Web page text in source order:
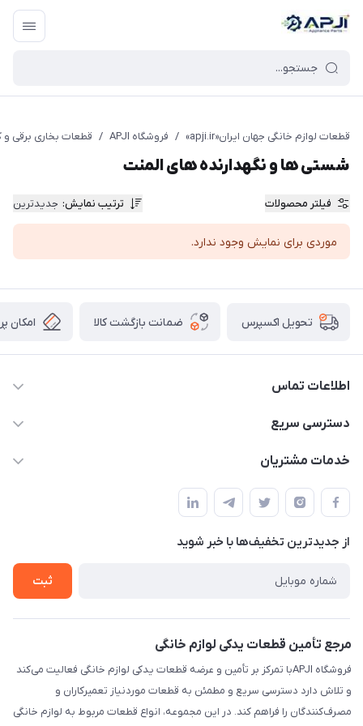
قطعات یدکی و جانبی لوازم خانگی جهان ایران
قطعات لوازم خانگی جهان ایران«apji.ir» / فروشگاه APJI / قطعات بخاری برقی
شستی ها و نگهدارنده های المنت
فیلتر محصولات ترتیب نمایش: جدیدترین
موردی برای نمایش وجود ندارد.
تحویل اکسپرس ضمانت بازگشت کالا امکان
اطلاعات تماس
09106753413
دسترسی سریع
حساب کاربری
لیست محصولات
درباره ما
خدمات مشتریان
قوانین و مقررات
حریم خصوصی
راهنما
از جدید‌ترین تخفیف‌ها با‌ خبر شوید
ثبت
مرجع تأمین قطعات یدکی لوازم خانگی
فروشگاه APJIبا تمرکز بر تأمین و عرضه قطعات یدکی لوازم خانگی فعالیت می‌کند
و تلاش دارد دسترسی سریع و مطمئن به قطعات موردنیاز تعمیرکاران و
مصرف‌کنندگان را فراهم کند. در این مجموعه، انواع قطعات مربوط به لوازم خانگی